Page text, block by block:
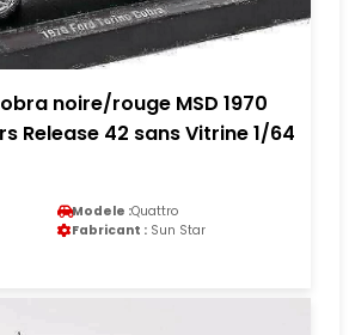
noire/rouge MSD 1970
Release 42 sans Vitrine 1/64
Modele :Quattro
Fabricant : Sun Star